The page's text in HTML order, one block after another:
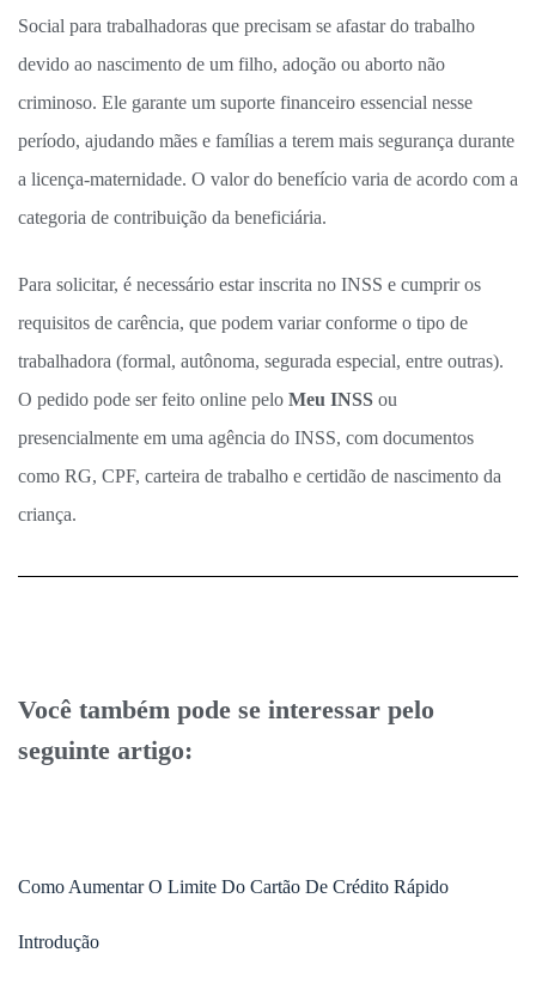
Social para trabalhadoras que precisam se afastar do trabalho
devido ao nascimento de um filho, adoção ou aborto não
criminoso. Ele garante um suporte financeiro essencial nesse
período, ajudando mães e famílias a terem mais segurança durante
a licença-maternidade. O valor do benefício varia de acordo com a
categoria de contribuição da beneficiária.
Para solicitar, é necessário estar inscrita no INSS e cumprir os
requisitos de carência, que podem variar conforme o tipo de
trabalhadora (formal, autônoma, segurada especial, entre outras).
O pedido pode ser feito online pelo Meu INSS ou
presencialmente em uma agência do INSS, com documentos
como RG, CPF, carteira de trabalho e certidão de nascimento da
criança.
Você também pode se interessar pelo
seguinte artigo:
Como Aumentar O Limite Do Cartão De Crédito Rápido
Introdução